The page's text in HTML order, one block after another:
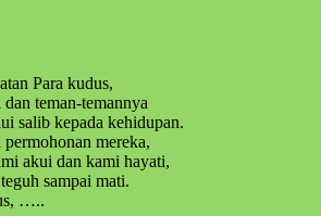
Para kudus,
teman-temannya
salib kepada kehidupan.
mereka,
akui dan kami hayati,
sampai mati.
…..